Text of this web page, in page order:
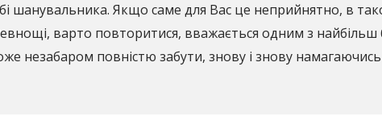
шанувальника. Якщо саме для Вас це неприйнятно, в
варто повторитися, вважається одним з найбільш
незабаром повністю забути, знову і знову